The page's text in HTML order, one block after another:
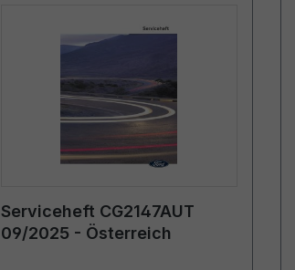
Serviceheft CG2147AUT
09/2025 - Österreich